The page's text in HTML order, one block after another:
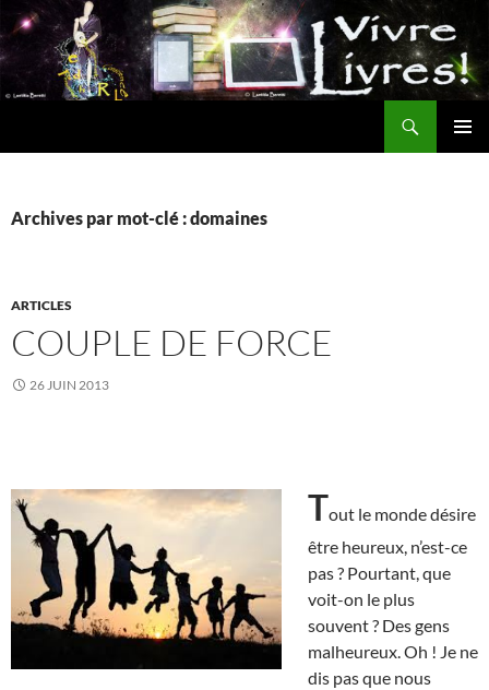
Aller
au
contenu
Archives par mot-clé : domaines
ARTICLES
COUPLE DE FORCE
26 JUIN 2013
Tout le monde désire
être heureux, n’est-ce
pas ? Pourtant, que
voit-on le plus
souvent ? Des gens
malheureux. Oh ! Je ne
dis pas que nous